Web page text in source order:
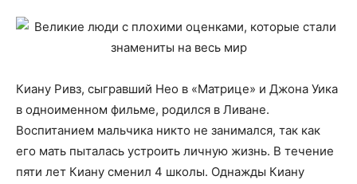
Киану Ривз, сыгравший Нео в «Матрице» и Джона Уика
в одноименном фильме, родился в Ливане.
Воспитанием мальчика никто не занимался, так как
его мать пыталась устроить личную жизнь. В течение
пяти лет Киану сменил 4 школы. Однажды Киану